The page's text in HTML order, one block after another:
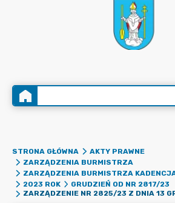
STRONA GŁÓWNA
AKTY PRAWNE
ZARZĄDZENIA BURMISTRZA
ZARZĄDZENIA BURMISTRZA
2023 ROK
GRUDZIEŃ OD NR 2817/23